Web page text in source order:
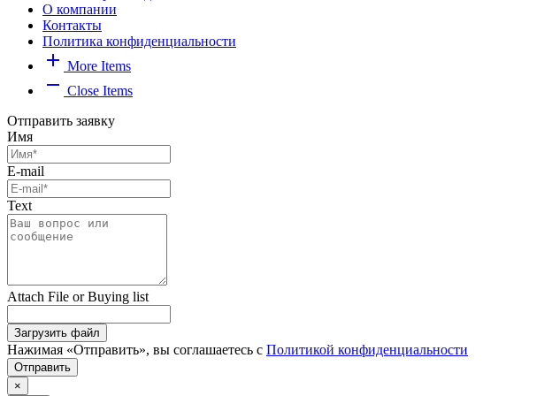
О компании
Контакты
Политика конфиденциальности
add More Items
remove Close Items
Отправить заявку
Имя
E-mail
Text
Attach File or Buying list
Загрузить файл
Нажимая «Отправить», вы соглашаетесь с Политикой конфиденциальности
Отправить
×